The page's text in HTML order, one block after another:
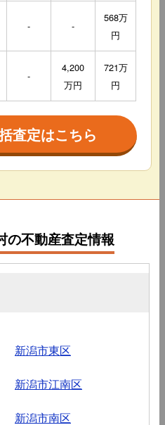
- -
568万
円
-
4,200
万円
721万
円
査定はこちら
の不動産査定情報
新潟市東区
新潟市江南区
新潟市南区